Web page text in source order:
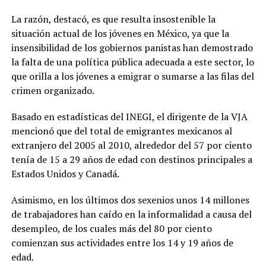
La razón, destacó, es que resulta insostenible la
situación actual de los jóvenes en México, ya que la
insensibilidad de los gobiernos panistas han demostrado
la falta de una política pública adecuada a este sector, lo
que orilla a los jóvenes a emigrar o sumarse a las filas del
crimen organizado.
Basado en estadísticas del INEGI, el dirigente de la VJA
mencionó que del total de emigrantes mexicanos al
extranjero del 2005 al 2010, alrededor del 57 por ciento
tenía de 15 a 29 años de edad con destinos principales a
Estados Unidos y Canadá.
Asimismo, en los últimos dos sexenios unos 14 millones
de trabajadores han caído en la informalidad a causa del
desempleo, de los cuales más del 80 por ciento
comienzan sus actividades entre los 14 y 19 años de
edad.